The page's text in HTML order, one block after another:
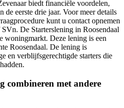
biedt financiële voordelen,
de eerste drie jaar. Voor meer details
kunt u contact opnemen
De Starterslening in Roosendaal
woningmarkt. Deze lening is een
Roosendaal. De lening is
en verblijfsgerechtigde starters die
combineren met andere